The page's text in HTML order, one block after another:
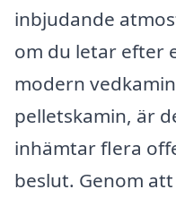
inbjudande
om du letar efter
modern
pelletskamin, är
inhämtar flera
beslut. Genom